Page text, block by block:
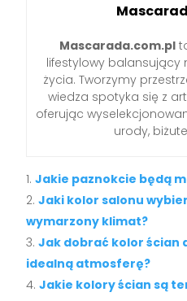
Mascarada.com.pl
lifestylowy
życia. Tworzymy
wiedza spotyka się z
oferując
urody,
Jakie paznokcie będą
Jaki kolor salonu
wymarzony klimat?
Jak dobrać kolor ścian
idealną atmosferę?
Jakie kolory ścian są